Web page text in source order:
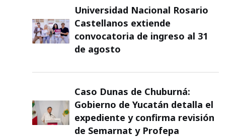
Universidad Nacional Rosario
Castellanos extiende
convocatoria de ingreso al 31
de agosto
Caso Dunas de Chuburná:
Gobierno de Yucatán detalla el
expediente y confirma revisión
de Semarnat y Profepa